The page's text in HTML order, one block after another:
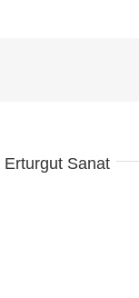
Erturgut Sanat